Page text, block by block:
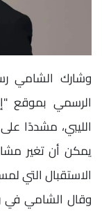
وشارك الشامي
الرسمي بموقع
الليبي، مشددًا
يمكن أن تغير
الاستقبال التي
وقال الشامي في